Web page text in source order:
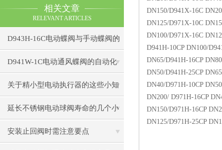
相关文章
RELEVANT ARTICLES
D943H-16C电动蝶阀与手动蝶阀的
比较
D941W-1C电动通风蝶阀的自动化
控制技术
关于精小型电动执行器的这些小知
识，快来了解吧！
延长不锈钢电动球阀寿命的几个小
秘诀
安装止回阀时需注意要点
DN150/D941X-16C
DN125/D971X-10C
DN100/D971X-16C
D941H-10CP DN100/
DN65/D941H-16CP
DN50/D941H-25CP
DN40/D971H-10CP
DN200/ D971H-16CP
DN150/D971H-16CP
DN125/D971H-25CP